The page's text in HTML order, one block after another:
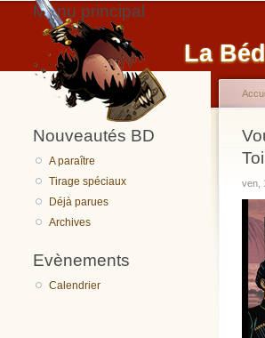
La
Menu principal
Nouveautés BD
A paraître
Tirage spéciaux
Déjà parues
Archives
Evènements
Calendrier
ven,